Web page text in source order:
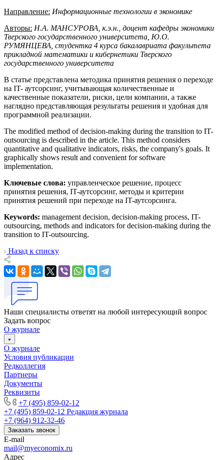
Направление: Информационные технологии в экономике
Авторы: Н.А. МАНСУРОВА, к.э.н., доцент кафедры экономики
Тверского государственного университета, Ю.О.
РУМЯНЦЕВА, студентка 4 курса бакалавриата факультета
прикладной математики и кибернетики Тверского
государственного университета
В статье представлена методика принятия решения о переходе
на IT- аутсорсинг, учитывающая количественные и
качественные показатели, риски, цели компании, а также
наглядно представляющая результаты решения и удобная для
программной реализации.
The modified method of decision-making during the transition to IT-
outsourcing is described in the article. This method considers
quantitative and qualitative indicators, risks, the company's goals. It
graphically shows result and convenient for software
implementation.
Ключевые слова: управленческое решение, процесс
принятия решения, IT-аутсорсинг, методы и критерии
принятия решений при переходе на IT-аутсорсинга.
Keywords: management decision, decision-making process, IT-
outsourcing, methods and indicators for decision-making during the
transition to IT-outsourcing.
Назад к списку
Наши специалисты ответят на любой интересующий вопрос
Задать вопрос
О журнале
О журнале
Условия публикации
Редколлегия
Партнеры
Документы
Реквизиты
+7 (495) 859-02-12
+7 (495) 859-02-12 Редакция журнала
+7 (964) 912-32-46
Заказать звонок
E-mail
mail@myeconomix.ru
Адрес